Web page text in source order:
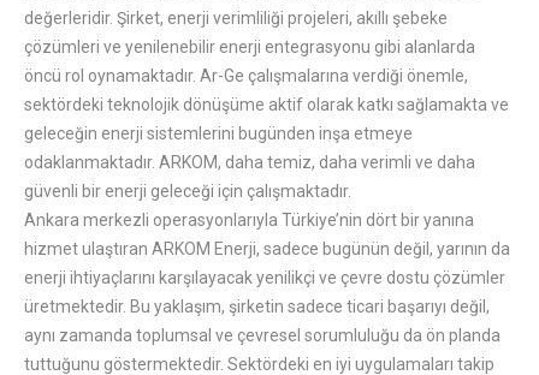
değerleridir. Şirket, enerji verimliliği projeleri, akıllı şebeke
çözümleri ve yenilenebilir enerji entegrasyonu gibi alanlarda
öncü rol oynamaktadır. Ar-Ge çalışmalarına verdiği önemle,
sektördeki teknolojik dönüşüme aktif olarak katkı sağlamakta ve
geleceğin enerji sistemlerini bugünden inşa etmeye
odaklanmaktadır. ARKOM, daha temiz, daha verimli ve daha
güvenli bir enerji geleceği için çalışmaktadır.
Ankara merkezli operasyonlarıyla Türkiye’nin dört bir yanına
hizmet ulaştıran ARKOM Enerji, sadece bugünün değil, yarının da
enerji ihtiyaçlarını karşılayacak yenilikçi ve çevre dostu çözümler
üretmektedir. Bu yaklaşım, şirketin sadece ticari başarıyı değil,
aynı zamanda toplumsal ve çevresel sorumluluğu da ön planda
tuttuğunu göstermektedir. Sektördeki en iyi uygulamaları takip